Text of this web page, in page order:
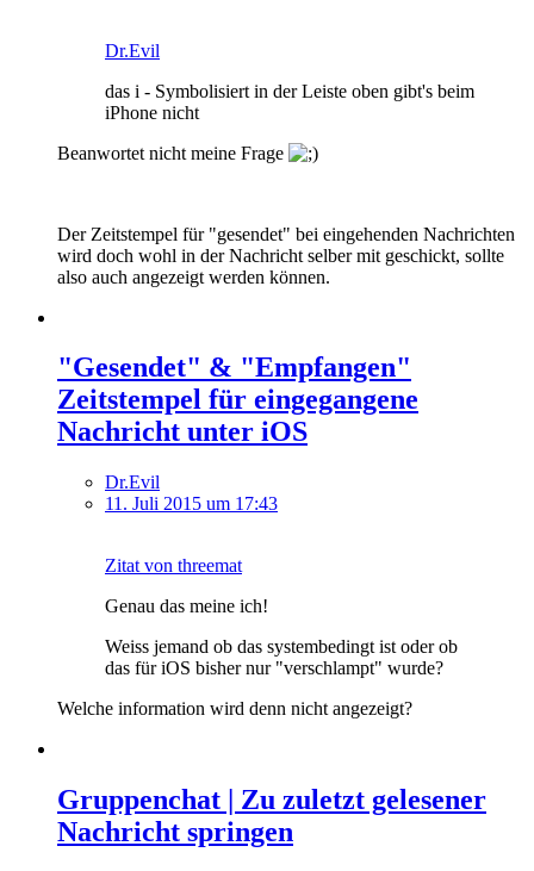
Dr.Evil
das i - Symbolisiert in der Leiste oben gibt's beim
iPhone nicht
Beanwortet nicht meine Frage
Der Zeitstempel für "gesendet" bei eingehenden Nachrichten
wird doch wohl in der Nachricht selber mit geschickt, sollte
also auch angezeigt werden können.
"Gesendet" & "Empfangen"
Zeitstempel für eingegangene
Nachricht unter iOS
Dr.Evil
11. Juli 2015 um 17:43
Zitat von threemat
Genau das meine ich!
Weiss jemand ob das systembedingt ist oder ob
das für iOS bisher nur "verschlampt" wurde?
Welche information wird denn nicht angezeigt?
Gruppenchat | Zu zuletzt gelesener
Nachricht springen